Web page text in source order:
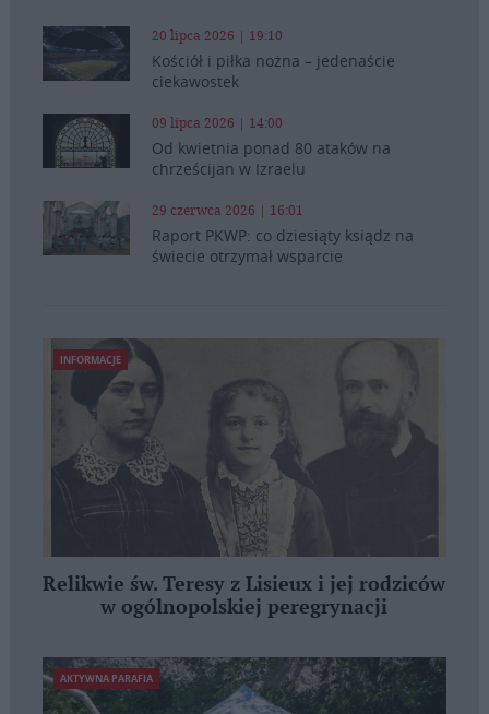
20 lipca 2026 | 19:10
Kościół i piłka nożna – jedenaście
ciekawostek
09 lipca 2026 | 14:00
Od kwietnia ponad 80 ataków na
chrześcijan w Izraelu
29 czerwca 2026 | 16:01
Raport PKWP: co dziesiąty ksiądz na
świecie otrzymał wsparcie
INFORMACJE
Relikwie św. Teresy z Lisieux i jej rodziców
w ogólnopolskiej peregrynacji
AKTYWNA PARAFIA